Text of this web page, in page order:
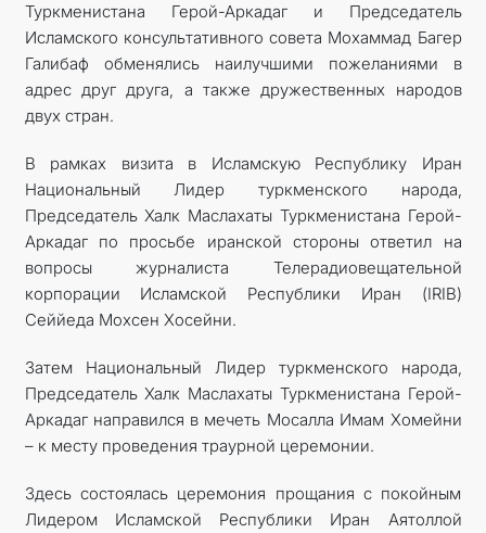
Туркменистана Герой-Аркадаг и Председатель
Исламского консультативного совета Мохаммад Багер
Галибаф обменялись наилучшими пожеланиями в
адрес друг друга, а также дружественных народов
двух стран.
В рамках визита в Исламскую Республику Иран
Национальный Лидер туркменского народа,
Председатель Халк Маслахаты Туркменистана Герой-
Аркадаг по просьбе иранской стороны ответил на
вопросы журналиста Телерадиовещательной
корпорации Исламской Республики Иран (IRIB)
Сеййеда Мохсен ­Хосейни.
Затем Национальный Лидер туркменского народа,
Председатель Халк Маслахаты Туркменистана Герой-
Аркадаг направился в мечеть Мосалла Имам Хомейни
– к месту проведения траурной церемонии.
Здесь состоялась церемония прощания с покойным
Лидером Исламской Республики Иран Аятоллой